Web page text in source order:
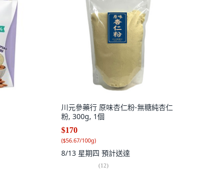
川元參藥行 原味杏仁粉-無糖純杏仁
粉, 300g, 1個
$170
($56.67/100g)
8/13 星期四 預計送達
(12)